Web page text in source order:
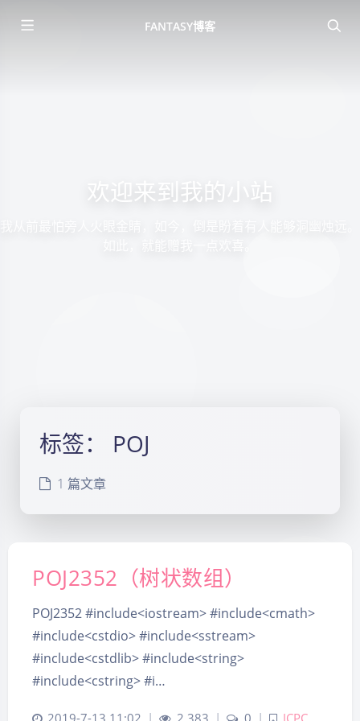
FANTASY博客
欢迎来到我的小站
夜间模式
标签： POJ
1 篇文章
POJ2352（树状数组）
POJ2352 #include<iostream> #include<cmath>
#include<cstdio> #include<sstream>
#include<cstdlib> #include<string>
#include<cstring> #i…
2019-7-13 11:02 | 2,383 | 0 | ICPC